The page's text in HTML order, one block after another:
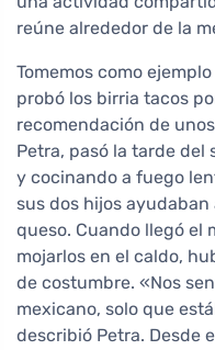
reúne alrededor de la
Tomemos como
probó los birria tacos
recomendación de
Petra, pasó la tarde del
y cocinando a fuego
sus dos hijos
queso. Cuando llegó el
mojarlos en el caldo,
de costumbre. «Nos
mexicano, solo que
describió Petra. Desde